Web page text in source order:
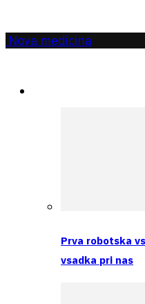
Nova medicina
Prva robotska
vsadka pri nas